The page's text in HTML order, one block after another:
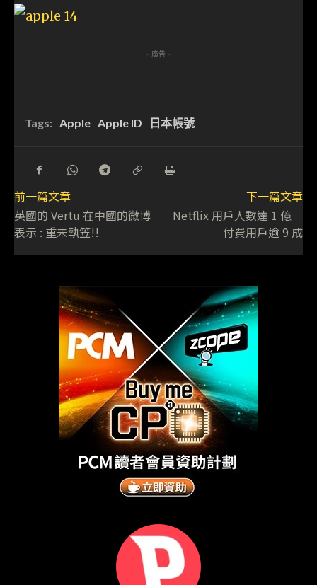
- 廣告 -
Tags: Apple Apple ID 日本帳號
前一篇文章
英國的 Vertu 在中國的微博
表示 : 重未執笠!!
下一篇文章
Netflix 用戶人數達 1 億
付費用戶逾 9 成